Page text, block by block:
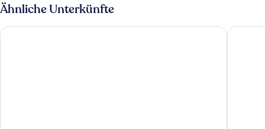
Ähnliche Unterkünfte
Palais Saleya Boutique Hôtel HOTEL